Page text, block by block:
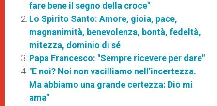
fare bene il segno della croce"
Lo Spirito Santo: Amore, gioia, pace,
magnanimità, benevolenza, bontà, fedeltà,
mitezza, dominio di sé
Papa Francesco: "Sempre ricevere per dare"
"E noi? Noi non vacilliamo nell’incertezza.
Ma abbiamo una grande certezza: Dio mi
ama"